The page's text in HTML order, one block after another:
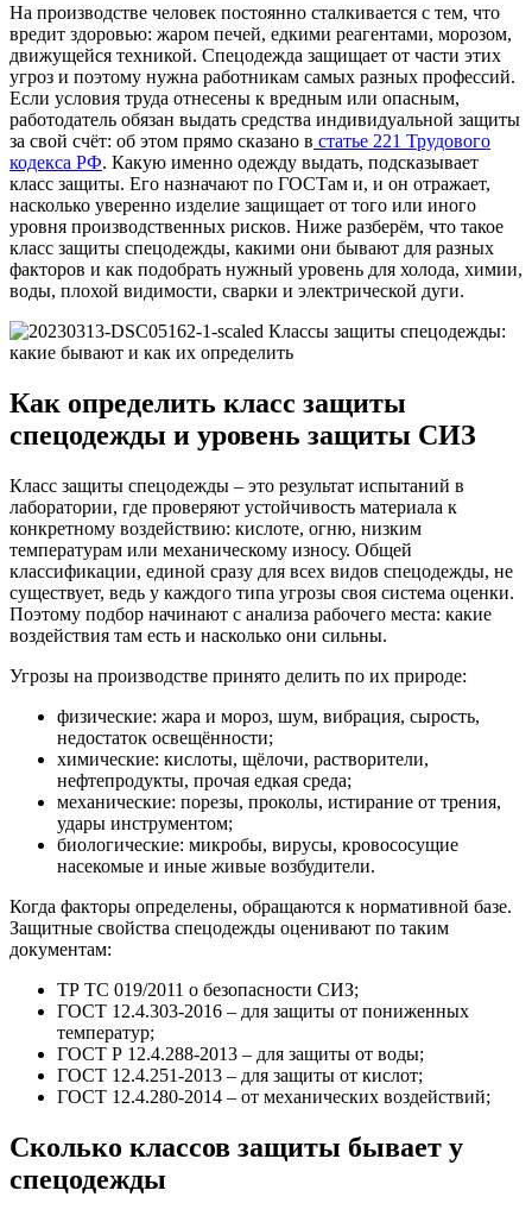
На производстве человек постоянно сталкивается с тем, что
вредит здоровью: жаром печей, едкими реагентами, морозом,
движущейся техникой. Спецодежда защищает от части этих
угроз и поэтому нужна работникам самых разных профессий.
Если условия труда отнесены к вредным или опасным,
работодатель обязан выдать средства индивидуальной защиты
за свой счёт: об этом прямо сказано в статье 221 Трудового
кодекса РФ. Какую именно одежду выдать, подсказывает
класс защиты. Его назначают по ГОСТам и, и он отражает,
насколько уверенно изделие защищает от того или иного
уровня производственных рисков. Ниже разберём, что такое
класс защиты спецодежды, какими они бывают для разных
факторов и как подобрать нужный уровень для холода, химии,
воды, плохой видимости, сварки и электрической дуги.
Как определить класс защиты
спецодежды и уровень защиты СИЗ
Класс защиты спецодежды – это результат испытаний в
лаборатории, где проверяют устойчивость материала к
конкретному воздействию: кислоте, огню, низким
температурам или механическому износу. Общей
классификации, единой сразу для всех видов спецодежды, не
существует, ведь у каждого типа угрозы своя система оценки.
Поэтому подбор начинают с анализа рабочего места: какие
воздействия там есть и насколько они сильны.
Угрозы на производстве принято делить по их природе:
физические: жара и мороз, шум, вибрация, сырость,
недостаток освещённости;
химические: кислоты, щёлочи, растворители,
нефтепродукты, прочая едкая среда;
механические: порезы, проколы, истирание от трения,
удары инструментом;
биологические: микробы, вирусы, кровососущие
насекомые и иные живые возбудители.
Когда факторы определены, обращаются к нормативной базе.
Защитные свойства спецодежды оценивают по таким
документам:
ТР ТС 019/2011 о безопасности СИЗ;
ГОСТ 12.4.303-2016 – для защиты от пониженных
температур;
ГОСТ Р 12.4.288-2013 – для защиты от воды;
ГОСТ 12.4.251-2013 – для защиты от кислот;
ГОСТ 12.4.280-2014 – от механических воздействий;
Сколько классов защиты бывает у
спецодежды